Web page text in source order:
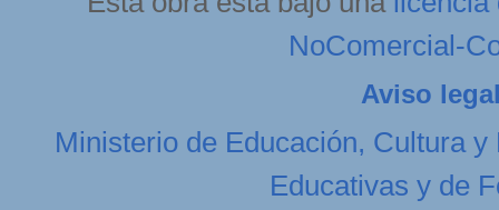
NoComercial-
Aviso
Ministerio de Educación, Cultura y
Educativas y de